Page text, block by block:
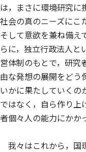
は，まさに環境研究に
社会の真のニーズにこ
そして意欲を兼ね備え
らに，独立行政法人と
営体制のもとで，研究
由な発想の展開をどう
いかに果たしていくの
ではなく，自ら作り上
者個々人の能力にかか
我々はこれから，国